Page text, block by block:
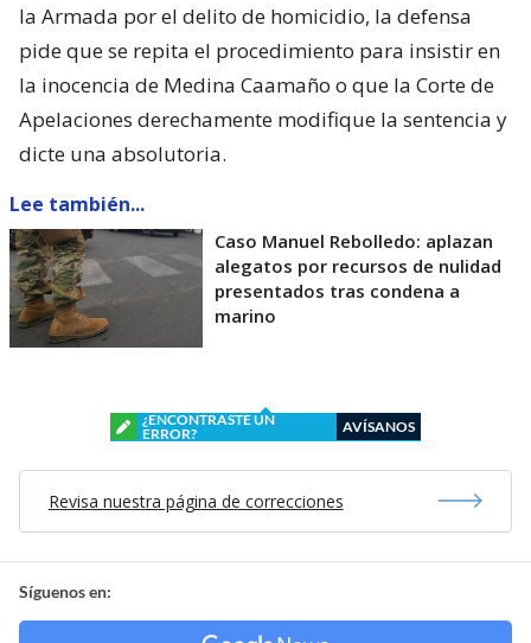
la Armada por el delito de homicidio, la defensa
pide que se repita el procedimiento para insistir en
la inocencia de Medina Caamaño o que la Corte de
Apelaciones derechamente modifique la sentencia y
dicte una absolutoria.
Lee también...
Caso Manuel Rebolledo: aplazan
alegatos por recursos de nulidad
presentados tras condena a
marino
¿ENCONTRASTE UN
ERROR?
AVÍSANOS
Revisa nuestra página de correcciones
Síguenos en: